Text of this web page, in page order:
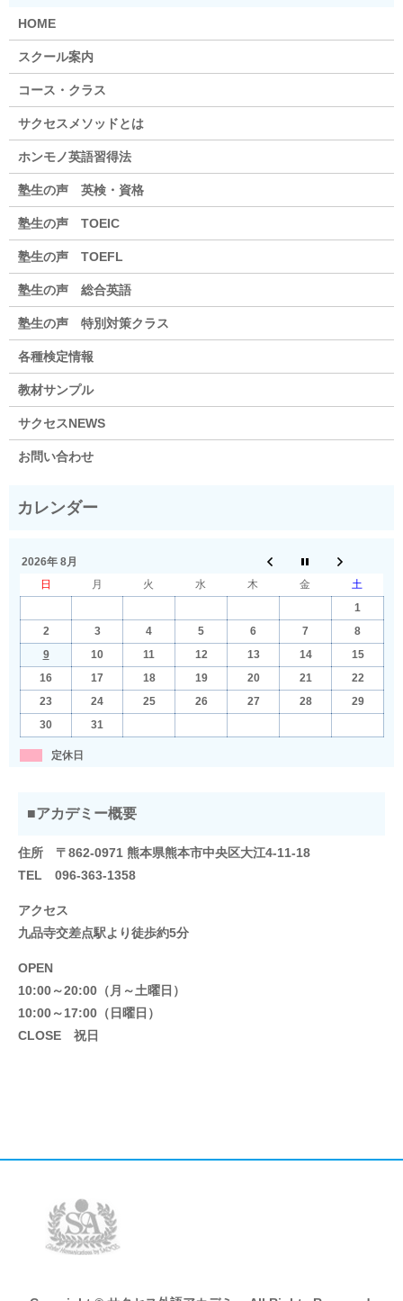
HOME
スクール案内
コース・クラス
サクセスメソッドとは
ホンモノ英語習得法
塾生の声 英検・資格
塾生の声 TOEIC
塾生の声 TOEFL
塾生の声 総合英語
塾生の声 特別対策クラス
各種検定情報
教材サンプル
サクセスNEWS
お問い合わせ
2026年 8月
日
月 火 水 木 金
土
1
2
3 4 5 6 7
8
9
10 11 12 13 14
15
16
17 18 19 20 21
22
23
24 25 26 27 28
29
30
31
定休日
■アカデミー概要
住所 〒862-0971 熊本県熊本市中央区大江4-11-18
TEL 096-363-1358
アクセス
九品寺交差点駅より徒歩約5分
OPEN
10:00～20:00（月～土曜日）
10:00～17:00（日曜日）
CLOSE 祝日